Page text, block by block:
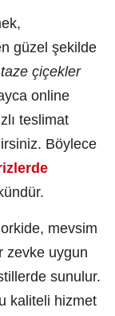
güzel şekilde
çiçekler
online
teslimat
Böylece
mevsim
zevke uygun
sunulur.
kaliteli hizmet